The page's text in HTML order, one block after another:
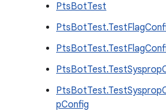
PtsBotTest
pConfig